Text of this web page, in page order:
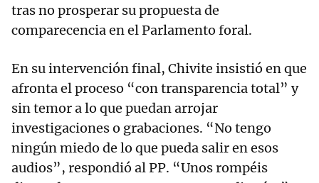
tras no prosperar su propuesta de
comparecencia en el Parlamento foral.
En su intervención final, Chivite insistió en que
afronta el proceso “con transparencia total” y
sin temor a lo que puedan arrojar
investigaciones o grabaciones. “No tengo
ningún miedo de lo que pueda salir en esos
audios”, respondió al PP. “Unos rompéis